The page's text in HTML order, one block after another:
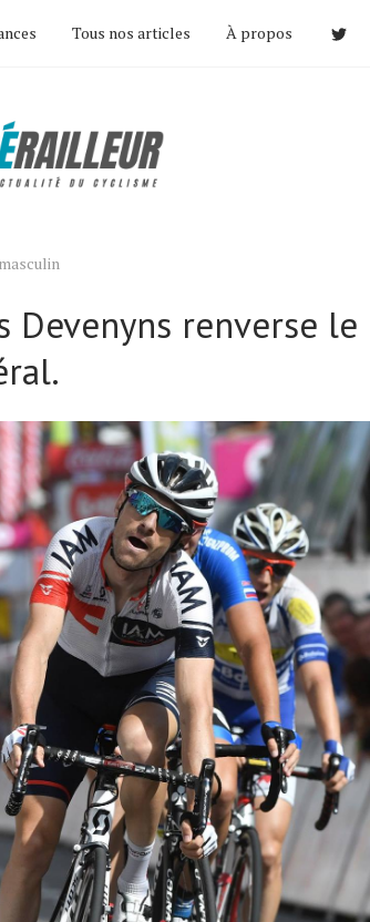
Tous nos articles À propos
Devenyns renverse le